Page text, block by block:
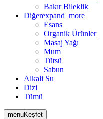
Bakır Bileklik
Diğerexpand_more
Esans
Organik Ürünler
Masaj Yağı
Mum
Tütsü
Sabun
Alkali Su
Dizi
Tümü
menuKeşfet